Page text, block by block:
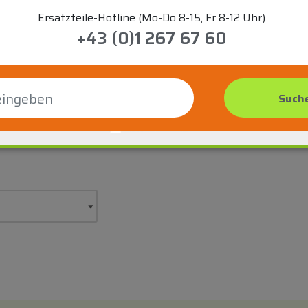
Ersatzteile-Hotline (Mo-Do 8-15, Fr 8-12 Uhr)
+43 (0)1 267 67 60